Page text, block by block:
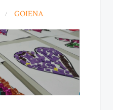
GOIENA